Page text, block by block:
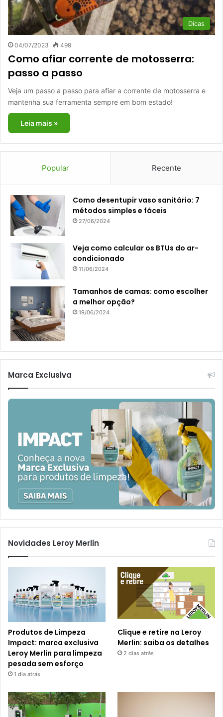
Dicas
04/07/2023 499
Como afiar corrente de motosserra:
passo a passo
Veja um passo a passo para afiar a corrente de motosserra e
mantenha sua ferramenta sempre em bom estado!
Leia mais »
Popular Recente
Como desentupir vaso sanitário: 7
métodos simples e fáceis
27/06/2024
Veja como calcular os BTUs do ar-
condicionado
11/06/2024
Tamanhos de camas: como escolher
a melhor opção?
19/06/2024
Marca Exclusiva
Novidades Leroy Merlin
Produtos de Limpeza
Impact: marca exclusiva
Leroy Merlin para limpeza
pesada sem esforço
1 dia atrás
Clique e retire na Leroy
Merlin: saiba os detalhes
2 dias atrás